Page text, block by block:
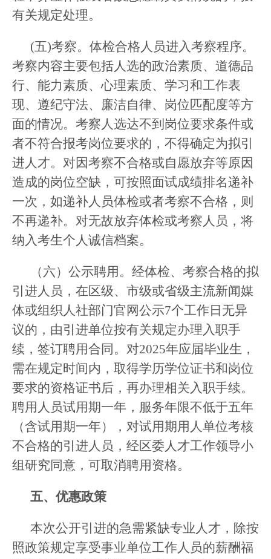
有关规定处理。
(五)考察。体检合格人员进入考察程序。
考察内容主要包括人选的政治素质、道德品
行、能力素质、心理素质、学习和工作表
现、遵纪守法、廉洁自律、岗位匹配度等方
面的情况。考察人选达不到岗位要求条件或
者不符合报考岗位要求的，不得确定为拟引
进人才。对因考察不合格或自愿放弃等原因
造成的岗位空缺，可按照面试成绩排名递补
一次，如递补人员体检或者考察不合格，则
不再递补。对无故放弃体检或考察人员，将
纳入考生个人诚信档案。
（六）公示聘用。经体检、考察合格的拟
引进人员，在区级、市级或省级主流新闻媒
体或组织人社部门官网公示7个工作日无异
议的，由引进单位按有关规定办理入职手
续，签订聘用合同。对2025年应届毕业生，
需在规定时间内，取得学历学位证书和岗位
要求的资格证书后，再办理相关入职手续。
聘用人员试用期一年，服务年限不低于五年
（含试用期一年），对试用期用人单位考核
不合格的引进人员，经区委人才工作领导小
组研究同意，可取消聘用资格。
五、优惠政策
本次公开引进的急需紧缺专业人才，除按
照政策规定享受事业单位工作人员的薪酬福